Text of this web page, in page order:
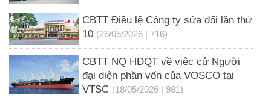
CBTT Điều lệ Công ty sửa đổi lần thứ
10 (26/05/2026 | 716)
CBTT NQ HĐQT về việc cử Người
đại diện phần vốn của VOSCO tại
VTSC (18/05/2026 | 981)